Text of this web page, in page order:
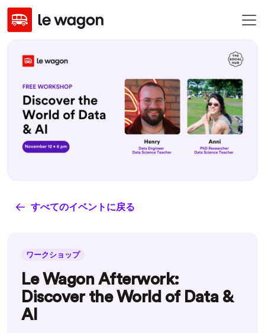
すべてのイベントに戻る
ワークショップ
Le Wagon Afterwork:
Discover the World of Data &
AI